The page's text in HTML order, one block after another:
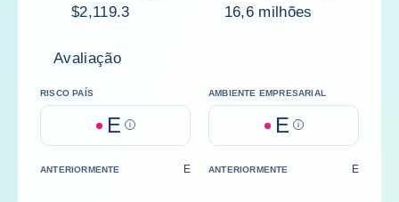
$2,119.3 16,6 milhões
Avaliação
RISCO PAÍS
E Help
AMBIENTE EMPRESARIAL
E Help
ANTERIORMENTE E ANTERIORMENTE E